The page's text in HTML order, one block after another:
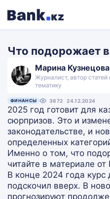
Что подорожает
Марина Кузнецова
Журналист, автор
тематику
ФИНАНСЫ 3672 24.12.2024
2025 год готовит для
сюрпризов. Это и
законодательстве, и
определенных
Именно о том, что
читайте в материале от
В конце 2024 года курс
подскочил вверх. В
прогнозируют